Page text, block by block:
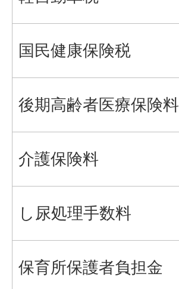
国民健康保険税
後期高齢者医療保険料
介護保険料
し尿処理手数料
保育所保護者負担金